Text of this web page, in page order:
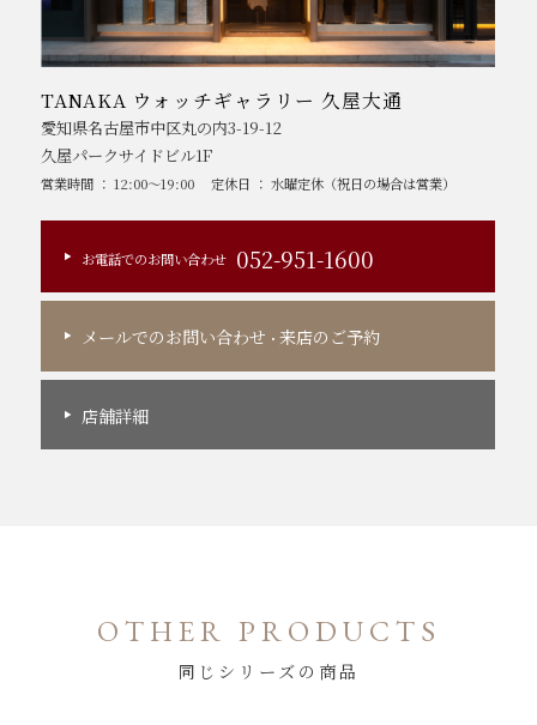
TANAKA ウォッチギャラリー 久屋大通
愛知県名古屋市中区丸の内3-19-12
久屋パークサイドビル1F
営業時間 ： 12:00～19:00 定休日 ： 水曜定休（祝日の場合は営業）
お電話でのお問い合わせ 052-951-1600
メールでのお問い合わせ ・来店のご予約
店舗詳細
OTHER PRODUCTS
同じシリーズの商品